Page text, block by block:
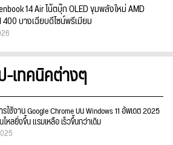
14 Air โน้ตบุ๊ก OLED ขุมพลังใหม่ AMD
400 บางเฉียบดีไซน์พรีเมียม
เทคนิคต่างๆ
ใช้งาน Google Chrome บน Windows 11 อัพเดต 2025
หลยิ่งขึ้น แรมเหลือ เร็วขึ้นกว่าเดิม